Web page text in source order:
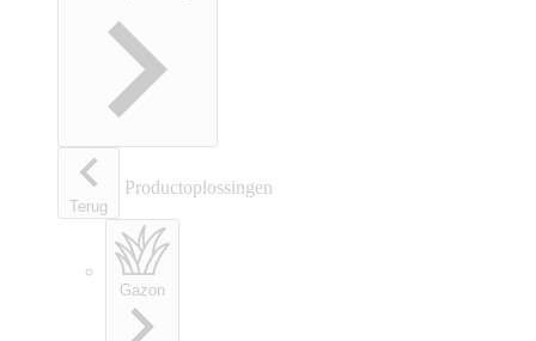
navigation
Terug
Productoplossingen
Gazon